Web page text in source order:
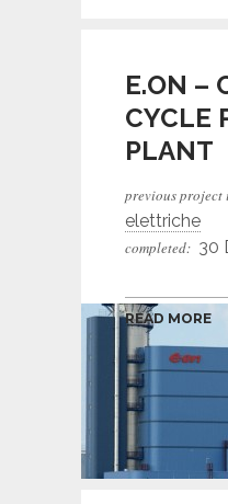
E.ON –
CYCLE
PLANT
previous project
elettriche
completed: 30
READ MORE